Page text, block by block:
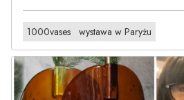
1000vases wystawa w Paryżu